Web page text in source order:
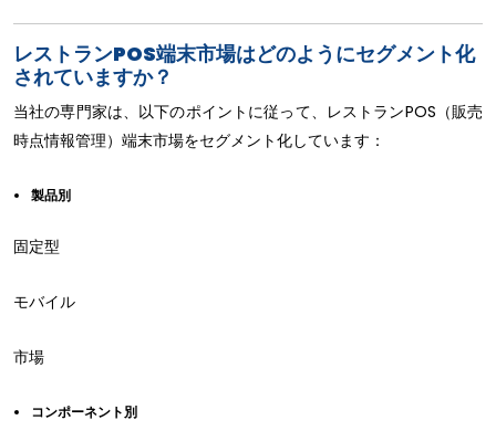
レストランPOS端末市場はどのようにセグメント化
されていますか？
当社の専門家は、以下のポイントに従って、レストランPOS（販売
時点情報管理）端末市場をセグメント化しています：
製品別
固定型
モバイル
市場
コンポーネント別